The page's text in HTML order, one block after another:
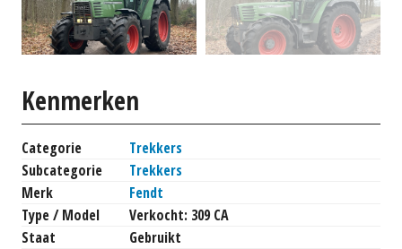
Kenmerken
Categorie
Trekkers
Subcategorie
Trekkers
Merk
Fendt
Type / Model
Verkocht: 309 CA
Staat
Gebruikt